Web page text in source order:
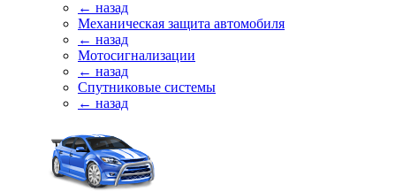
← назад
Механическая защита автомобиля
← назад
Мотосигнализации
← назад
Спутниковые системы
← назад